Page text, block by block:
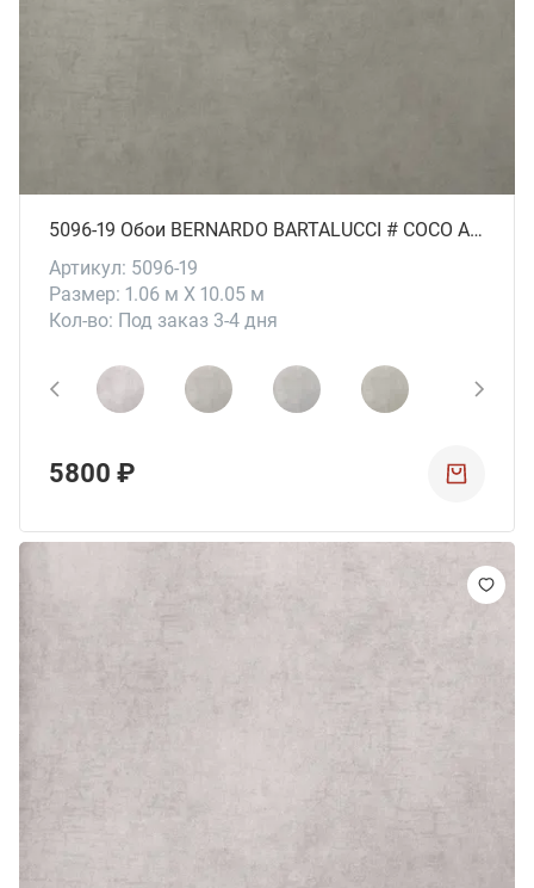
5096-19 Обои BERNARDO BARTALUCCI # СОСО ART
Артикул: 5096-19
Размер: 1.06 м X 10.05 м
Кол-во: Под заказ 3-4 дня
5800 ₽